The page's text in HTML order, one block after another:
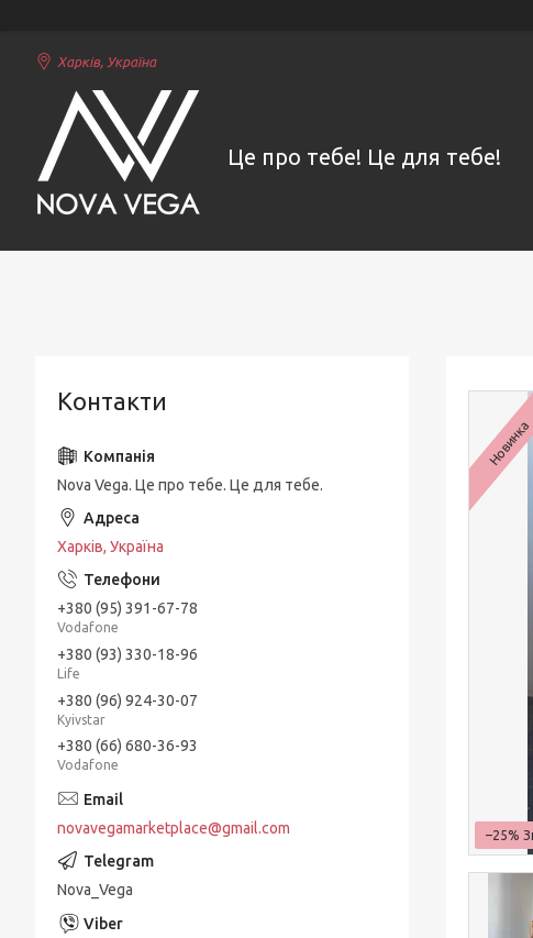
Харків, Україна
Це про тебе! Це для тебе!
Новинка
–25%
Контакти
Nova Vega. Це про тебе. Це для тебе.
Харків, Україна
+380 (95) 391-67-78
Vodafone
+380 (93) 330-18-96
Life
+380 (96) 924-30-07
Kyivstar
+380 (66) 680-36-93
Vodafone
novavegamarketplace@gmail.com
Nova_Vega